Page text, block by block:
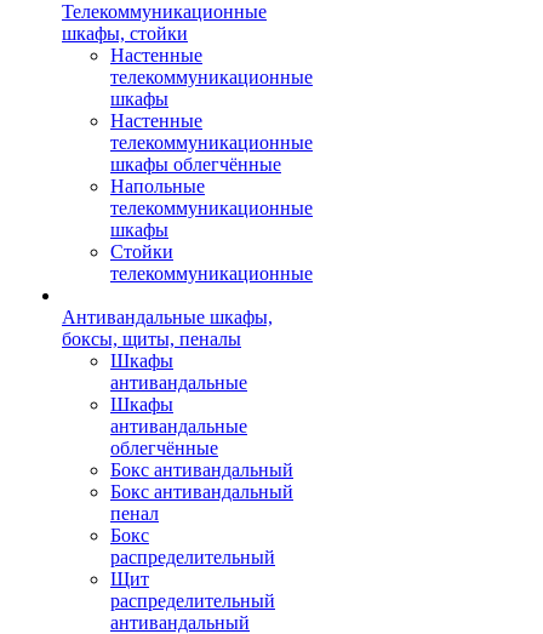
Телекоммуникационные
шкафы, стойки
Настенные
телекоммуникационные
шкафы
Настенные
телекоммуникационные
шкафы облегчённые
Напольные
телекоммуникационные
шкафы
Стойки
телекоммуникационные
Антивандальные шкафы,
боксы, щиты, пеналы
Шкафы
антивандальные
Шкафы
антивандальные
облегчённые
Бокс антивандальный
Бокс антивандальный
пенал
Бокс
распределительный
Щит
распределительный
антивандальный